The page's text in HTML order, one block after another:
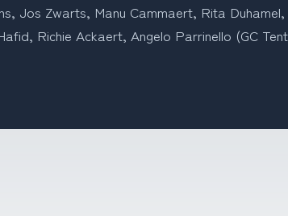
Jos Zwarts, Manu Cammaert, Rita
Richie Ackaert, Angelo Parrinello (GC